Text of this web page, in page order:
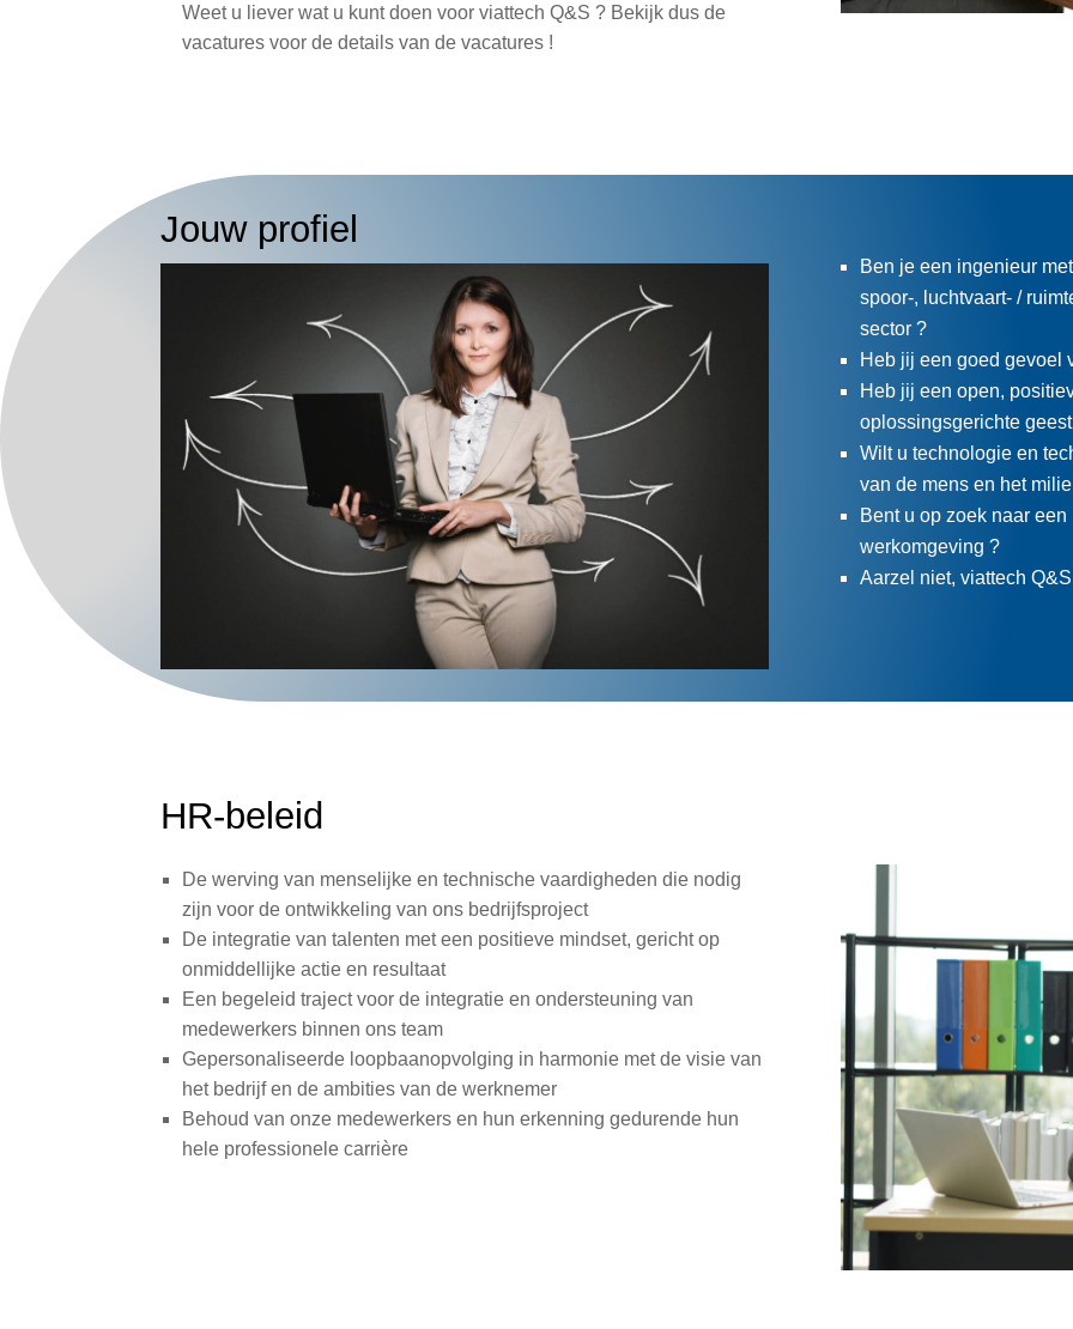
Weet u liever wat u kunt doen voor viattech Q&S ? Bekijk dus de
vacatures voor de details van de vacatures !
Jouw profiel
Ben je een ingenieur
spoor-, luchtvaart- /
sector ?
Heb jij een goed gevoel
Heb jij een open,
oplossingsgerichte
Wilt u technologie en
van de mens en het
Bent u op zoek naar
werkomgeving ?
Aarzel niet, viattech
HR-beleid
De werving van menselijke en technische vaardigheden die nodig
zijn voor de ontwikkeling van ons bedrijfsproject
De integratie van talenten met een positieve mindset, gericht op
onmiddellijke actie en resultaat
Een begeleid traject voor de integratie en ondersteuning van
medewerkers binnen ons team
Gepersonaliseerde loopbaanopvolging in harmonie met de visie van
het bedrijf en de ambities van de werknemer
Behoud van onze medewerkers en hun erkenning gedurende hun
hele professionelecarrière